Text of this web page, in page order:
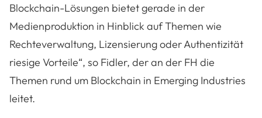
Blockchain-Lösungen bietet gerade in der
Medienproduktion in Hinblick auf Themen wie
Rechteverwaltung, Lizensierung oder Authentizität
riesige Vorteile“, so Fidler, der an der FH die
Themen rund um Blockchain in Emerging Industries
leitet.